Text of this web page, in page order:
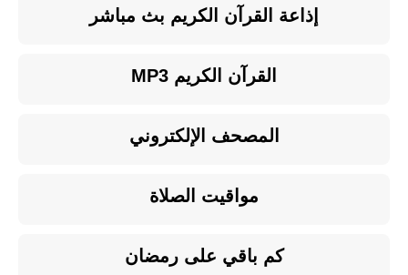
إذاعة القرآن الكريم بث مباشر
القرآن الكريم MP3
المصحف الإلكتروني
مواقيت الصلاة
كم باقي على رمضان